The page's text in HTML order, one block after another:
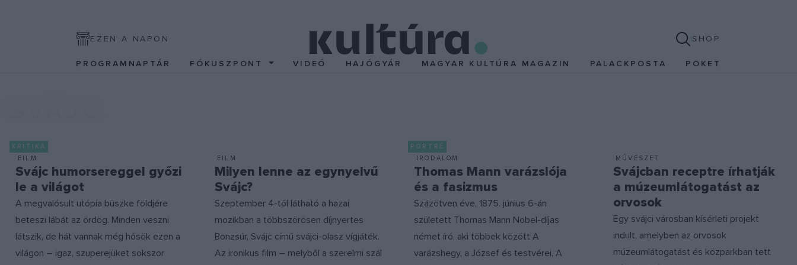
EZEN A NAPON SHOP
PROGRAMNAPTÁR FÓKUSZPONT VIDEÓ HAJÓGYÁR MAGYAR KULTÚRA MAGAZIN PALACKPOSTA POKET
KRITIKA
FILM
Svájc humorsereggel győzi
le a világot
A megvalósult utópia büszke földjére
beteszi lábát az ördög. Minden veszni
látszik, de hát vannak még hősök ezen a
világon – igaz, szuperejüket sokszor
FILM
Milyen lenne az egynyelvű
Svájc?
Szeptember 4-től látható a hazai
mozikban a többszörösen díjnyertes
Bonzsúr, Svájc című svájci-olasz vígjáték.
Az ironikus film – melyből a szerelmi szál
PORTRÉ
IRODALOM
Thomas Mann varázslója
és a fasizmus
Százötven éve, 1875. június 6-án
született Thomas Mann Nobel-díjas
német író, aki többek között A
varázshegy, a József és testvérei, A
MŰVÉSZET
Svájcban receptre írhatják
a múzeumlátogatást az
orvosok
Egy svájci városban kísérleti projekt
indult, amelyben az orvosok
múzeumlátogatást és közparkban tett